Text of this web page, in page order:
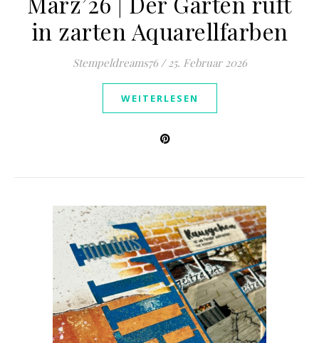
in zarten Aquarellfarben
Stempeldreams76 / 25. Februar 2026
WEITERLESEN